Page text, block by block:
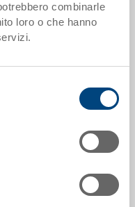
combinarle
loro o che hanno